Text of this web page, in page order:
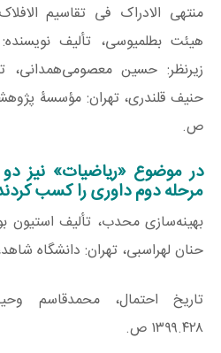
منتهی الادراک فی تقاسیم
هیئت بطلمیوسی، تألیف
زیرنظر: حسین
ص.
در موضوع «ریاضیات» نیز
مرحله دوم داوری را کسب
بهینه‌سازی محدب، تألیف استیون
حنان لهراسبی، تهران: دانشگاه شاهد، ۱۳۹۹.۹۶۲
تاریخ احتمال، محمدقاسم
۱۳۹۹.۴۲۸ ص.